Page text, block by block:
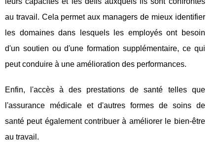
au travail. Cela permet aux managers de mieux identifier
les domaines dans lesquels les employés ont besoin
d'un soutien ou d'une formation supplémentaire, ce qui
peut conduire à une amélioration des performances.
Enfin, l'accès à des prestations de santé telles que
l'assurance médicale et d'autres formes de soins de
santé peut également contribuer à améliorer le bien-être
au travail.